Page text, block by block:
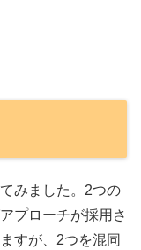
みました。2つの
プローチが採用さ
すが、2つを混同